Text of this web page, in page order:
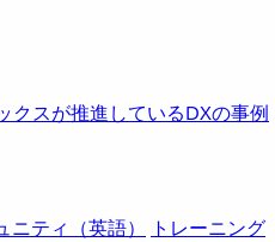
クスが推進しているDXの事例
ニティ（英語）
トレーニング